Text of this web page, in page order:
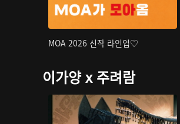
MOA 2026 신작 라인업♡
이가양 x 주려람